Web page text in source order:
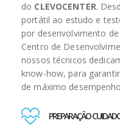
do CLEVOCENTER.
portátil ao estudo e
por desenvolvimento
Centro de
nossos técnicos
know-how, para
de máximo
PREPARAÇÂO